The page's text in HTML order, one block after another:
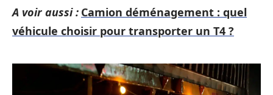
A voir aussi : Camion déménagement : quel
véhicule choisir pour transporter un T4 ?